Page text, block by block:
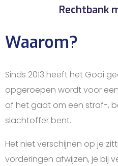
Rechtbank
Waarom?
Sinds 2013 heeft het Gooi
opgeroepen wordt voor
of het gaat om een straf-,
slachtoffer bent.
Het niet verschijnen op je
vorderingen afwijzen, je bij